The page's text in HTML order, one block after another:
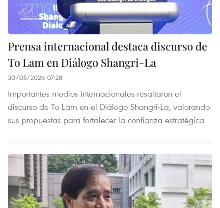
Prensa internacional destaca discurso de
To Lam en Diálogo Shangri-La
30/05/2026 07:28
Importantes medios internacionales resaltaron el
discurso de To Lam en el Diálogo Shangri-La, valorando
sus propuestas para fortalecer la confianza estratégica